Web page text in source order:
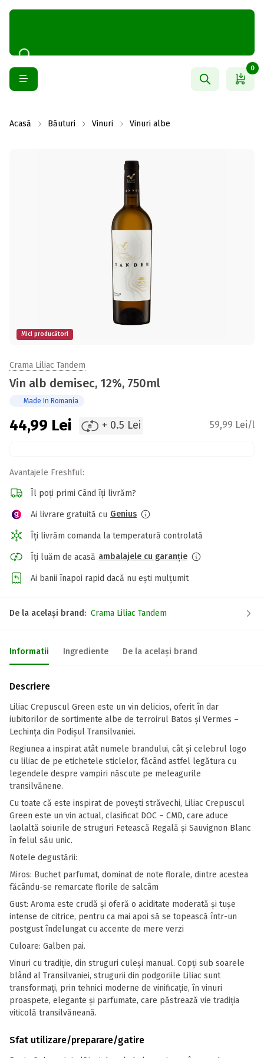
0
Acasă Băuturi Vinuri Vinuri albe
Mici producători
Crama Liliac Tandem
Vin alb demisec, 12%, 750ml
Made In Romania
44,99 Lei + 0.5 Lei 59,99 Lei/l
Avantajele Freshful:
Îl poți primi Când îți livrăm?
Ai livrare gratuită cu Genius
Îți livrăm comanda la temperatură controlată
Îți luăm de acasă ambalajele cu garanție
Ai banii înapoi rapid dacă nu ești mulțumit
De la același brand: Crama Liliac Tandem
Informatii Ingrediente De la același brand
Descriere
Liliac Crepuscul Green este un vin delicios, oferit în dar
iubitorilor de sortimente albe de terroirul Batos și Vermes –
Lechința din Podișul Transilvaniei.
Regiunea a inspirat atât numele brandului, cât și celebrul logo
cu liliac de pe etichetele sticlelor, făcând astfel legătura cu
legendele despre vampiri născute pe meleagurile
transilvănene.
Cu toate că este inspirat de poveşti străvechi, Liliac Crepuscul
Green este un vin actual, clasificat DOC – CMD, care aduce
laolaltă soiurile de struguri Fetească Regală și Sauvignon Blanc
în felul său unic.
Notele degustării:
Miros: Buchet parfumat, dominat de note florale, dintre acestea
făcându-se remarcate florile de salcâm
Gust: Aroma este crudă şi oferă o aciditate moderată și tușe
intense de citrice, pentru ca mai apoi să se topească într-un
postgust îndelungat cu accente de mere verzi
Culoare: Galben pai.
Vinuri cu tradiție, din struguri culeși manual. Copți sub soarele
blând al Transilvaniei, strugurii din podgoriile Liliac sunt
transformați, prin tehnici moderne de vinificație, în vinuri
proaspete, elegante și parfumate, care păstrează vie tradiția
viticolă transilvăneană.
Sfat utilizare/preparare/gatire